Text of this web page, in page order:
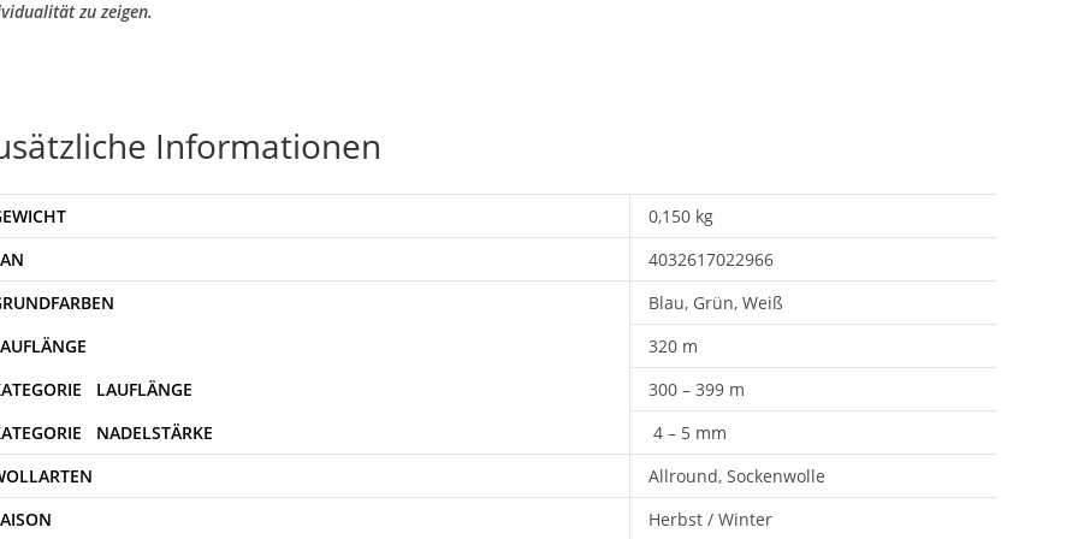
zu zeigen.
Informationen
0,150 kg
4032617022966
Blau, Grün, Weiß
320 m
300 – 399 m
4 – 5 mm
Allround, Sockenwolle
Herbst / Winter